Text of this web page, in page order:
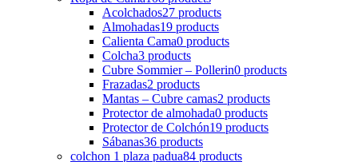
Acolchados27 products
Almohadas19 products
Calienta Cama0 products
Colcha3 products
Cubre Sommier – Pollerin0 products
Frazadas2 products
Mantas – Cubre camas2 products
Protector de almohada0 products
Protector de Colchón19 products
Sábanas36 products
colchon 1 plaza padua84 products